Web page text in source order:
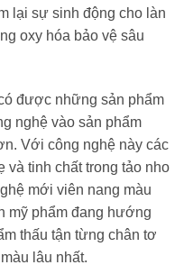
lại sự sinh động cho làn
oxy hóa bảo vệ sâu
được những sản phẩm
nghệ vào sản phẩm
Với công nghệ này các
và tinh chất trong tảo nho
mới viên nang màu
mỹ phẩm đang hướng
thấu tận từng chân tơ
lâu nhất.